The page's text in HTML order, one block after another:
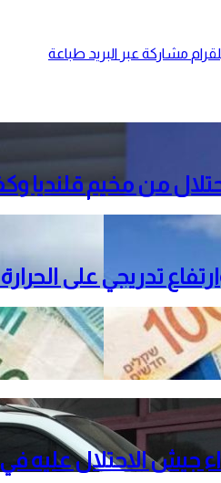
مشاركة عبر البريد طباعة
من مخيم قلنديا
تدريجي على
جيش الاحتلال عليه